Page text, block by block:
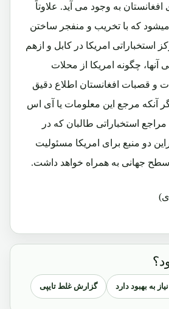
به وجود می آید. علاوتاً
که با تخریب و منفجر ساختن
استخباراتی امریکا در کابل و ازهم
آنها، چگونه امریکا از محلات
و قصبات افغانستان اطلاع دقیق
آنکه مرجع این معلومات یا آی اس
مراجع استخباراتی طالبان که در
دو منبع برای امریکا مسئولیت
جهانی به همراه خواهد داشت.
به بهبود دارد گزارش غلط تایپی